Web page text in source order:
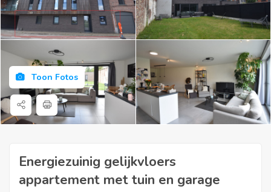
Toon Fotos
Energiezuinig gelijkvloers
appartement met tuin en garage